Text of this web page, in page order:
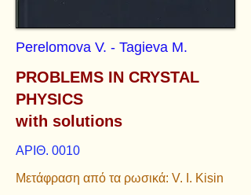
Perelomova V. - Tagieva M.
PROBLEMS IN CRYSTAL
PHYSICS
with solutions
ΑΡΙΘ. 0010
Μετάφραση από τα ρωσικά: V. I. Kisin